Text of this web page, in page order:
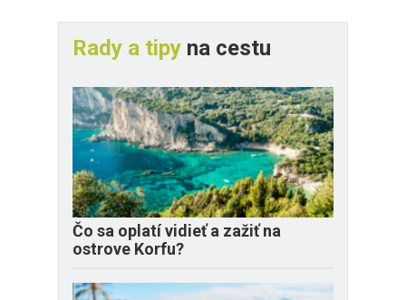
Rady a tipy na cestu
Čo sa oplatí vidieť a zažiť na
ostrove Korfu?